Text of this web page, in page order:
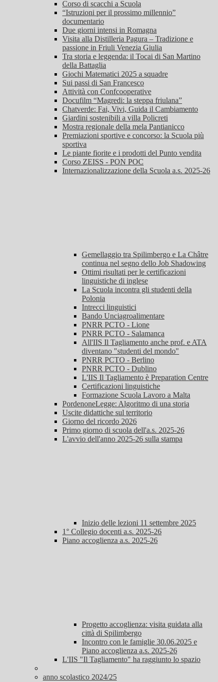
Corso di scacchi a Scuola
“Istruzioni per il prossimo millennio”
documentario
Due giorni intensi in Romagna
Visita alla Distilleria Pagura – Tradizione e
passione in Friuli Venezia Giulia
Tra storia e leggenda: il Tocai di San Martino
della Battaglia
Giochi Matematici 2025 a squadre
Sui passi di San Francesco
Attività con Confcooperative
Docufilm “Magredi: la steppa friulana”
Chatverde: Fai, Vivi, Guida il Cambiamento
Giardini sostenibili a villa Policreti
Mostra regionale della mela Pantianicco
Premiazioni sportive e concorso: la Scuola più
sportiva
Le piante fiorite e i prodotti del Punto vendita
Corso ZEISS - PON POC
Internazionalizzazione della Scuola a.s. 2025-26
Gemellaggio tra Spilimbergo e La Châtre
continua nel segno dello Job Shadowing
Ottimi risultati per le certificazioni
linguistiche di inglese
La Scuola incontra gli studenti della
Polonia
Intrecci linguistici
Bando Unciagroalimentare
PNRR PCTO - Lione
PNRR PCTO - Salamanca
All'IIS Il Tagliamento anche prof. e ATA
diventano "studenti del mondo"
PNRR PCTO - Berlino
PNRR PCTO - Dublino
L'IIS Il Tagliamento è Preparation Centre
Certificazioni linguistiche
Formazione Scuola Lavoro a Malta
PordenoneLegge: Algoritmo di una storia
Uscite didattiche sul territorio
Giorno del ricordo 2026
Primo giorno di scuola dell'a.s. 2025-26
L'avvio dell'anno 2025-26 sulla stampa
Inizio delle lezioni 11 settembre 2025
1° Collegio docenti a.s. 2025-26
Piano accoglienza a.s. 2025-26
Progetto accoglienza: visita guidata alla
città di Spilimbergo
Incontro con le famiglie 30.06.2025 e
Piano accoglienza a.s. 2025-26
L'IIS "Il Tagliamento" ha raggiunto lo spazio
anno scolastico 2024/25